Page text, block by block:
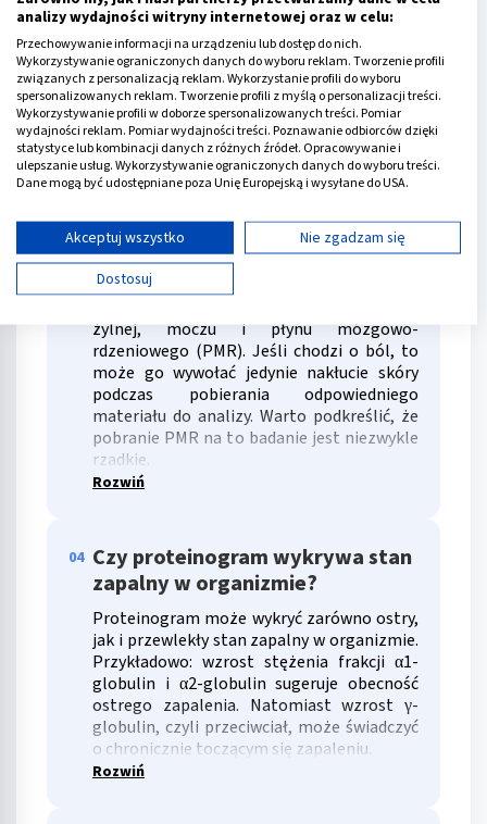
(najczęściej szpiczaka lub chłoniaka). To
badanie, które pomaga wstępnie wykazać
obecność patologicznego białka
monoklonalnego, czyli pojawienie się
wąskiego „piku”. Zwykle świadczy to o
rozwijającym się nowotworze układu
limfatycznego - szpiczaku mnogim. Warto
wspomnieć, że w przypadku stwierdzenia
patologicznego białka, należy pogłębić
diagnostykę. Wykonuje się wtedy
immunofiksację.
Czy proteinogram boli?
żylnej, moczu i płynu mózgowo-
rdzeniowego (PMR). Jeśli chodzi o ból, to
może go wywołać jedynie nakłucie skóry
podczas pobierania odpowiedniego
materiału do analizy. Warto podkreślić, że
pobranie PMR na to badanie jest niezwykle
rzadkie.
Rozwiń
04 Czy proteinogram wykrywa stan
zapalny w organizmie?
Proteinogram może wykryć zarówno ostry,
jak i przewlekły stan zapalny w organizmie.
Przykładowo: wzrost stężenia frakcji α1-
globulin i α2-globulin sugeruje obecność
ostrego zapalenia. Natomiast wzrost γ-
globulin, czyli przeciwciał, może świadczyć
o chronicznie toczącym się zapaleniu.
Rozwiń
analizy wydajności witryny internetowej oraz w celu:
Przechowywanie informacji na urządzeniu lub dostęp do nich.
Wykorzystywanie ograniczonych danych do wyboru reklam. Tworzenie profili
związanych z personalizacją reklam. Wykorzystanie profili do wyboru
spersonalizowanych reklam. Tworzenie profili z myślą o personalizacji treści.
Wykorzystywanie profili w doborze spersonalizowanych treści. Pomiar
wydajności reklam. Pomiar wydajności treści. Poznawanie odbiorców dzięki
statystyce lub kombinacji danych z różnych źródeł. Opracowywanie i
ulepszanie usług. Wykorzystywanie ograniczonych danych do wyboru treści.
Dane mogą być udostępniane poza Unię Europejską i wysyłane do USA.
Wyświetl listę partnerów (11 dostawców IAB)
Używamy Twoich danych w następujących celach:
Cele przetwarzania IAB:
Przechowywanie informacji na urządzeniu lub
dostęp do nich
Wykorzystywanie ograniczonych danych do
wyboru reklam
Tworzenie profili w celu spersonalizowanych
Tworzenie profili w celu personalizacji treści
Wykorzystywanie profili w celu doboru
spersonalizowanych treści
Pomiar efektywności reklam
Pomiar efektywności treści
Rozumienie odbiorców dzięki statystyce lub
Akceptuj wszystko
Nie zgadzam się
Dostosuj